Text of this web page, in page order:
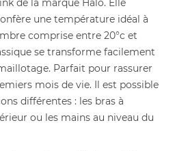
de la marque Halo. Elle
une température idéal à
comprise entre 20°c et
se transforme facilement
Parfait pour rassurer
mois de vie. Il est possible
différentes : les bras à
ou les mains au niveau du